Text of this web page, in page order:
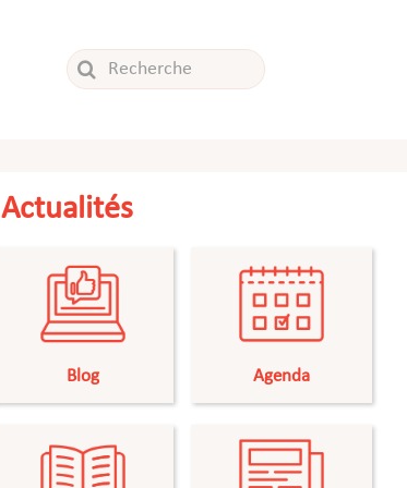
Rechercher:
Actualités
Blog Agenda